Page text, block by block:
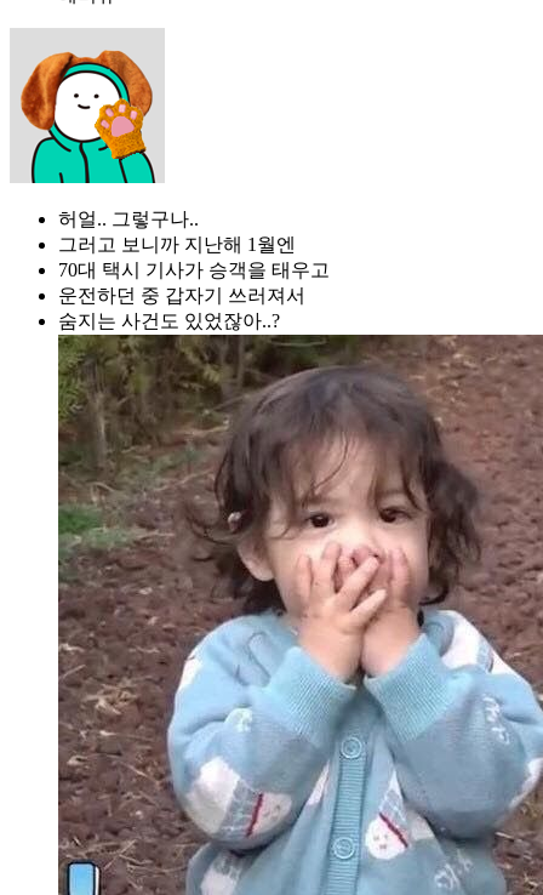
허얼.. 그렇구나..
그러고 보니까 지난해 1월엔
70대 택시 기사가 승객을 태우고
운전하던 중 갑자기 쓰러져서
숨지는 사건도 있었잖아..?